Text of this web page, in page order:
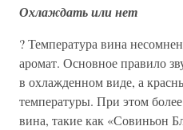
Охлаждать или нет
? Температура вина
аромат. Основное правило
в охлажденном виде, а
температуры. При этом
вина, такие как «Совиньон